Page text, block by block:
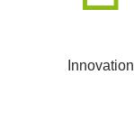
Innovation